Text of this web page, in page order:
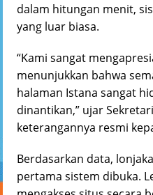
dalam hitungan menit,
yang luar biasa.
“Kami sangat
menunjukkan bahwa
halaman Istana sangat
dinantikan,” ujar
keterangannya resmi
Berdasarkan data,
pertama sistem dibuka.